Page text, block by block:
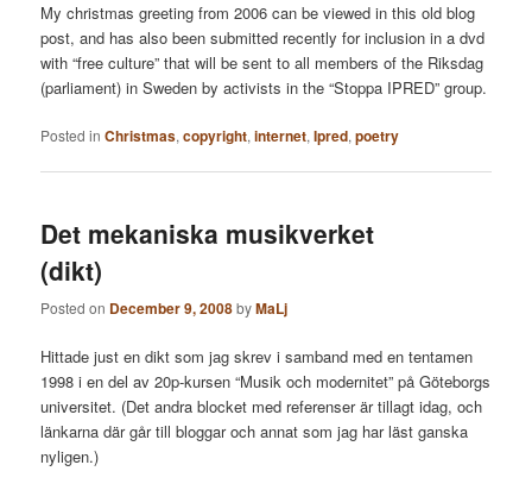
My christmas greeting from 2006 can be viewed in this old blog
post, and has also been submitted recently for inclusion in a dvd
with “free culture” that will be sent to all members of the Riksdag
(parliament) in Sweden by activists in the “Stoppa IPRED” group.
Posted in Christmas,copyright,internet,Ipred,poetry
Det mekaniska musikverket
(dikt)
Posted on December 9, 2008byMaLj
Hittade just en dikt som jag skrev i samband med en tentamen
1998 i en del av 20p-kursen “Musik och modernitet” på Göteborgs
universitet. (Det andra blocket med referenser är tillagt idag, och
länkarna där går till bloggar och annat som jag har läst ganska
nyligen.)